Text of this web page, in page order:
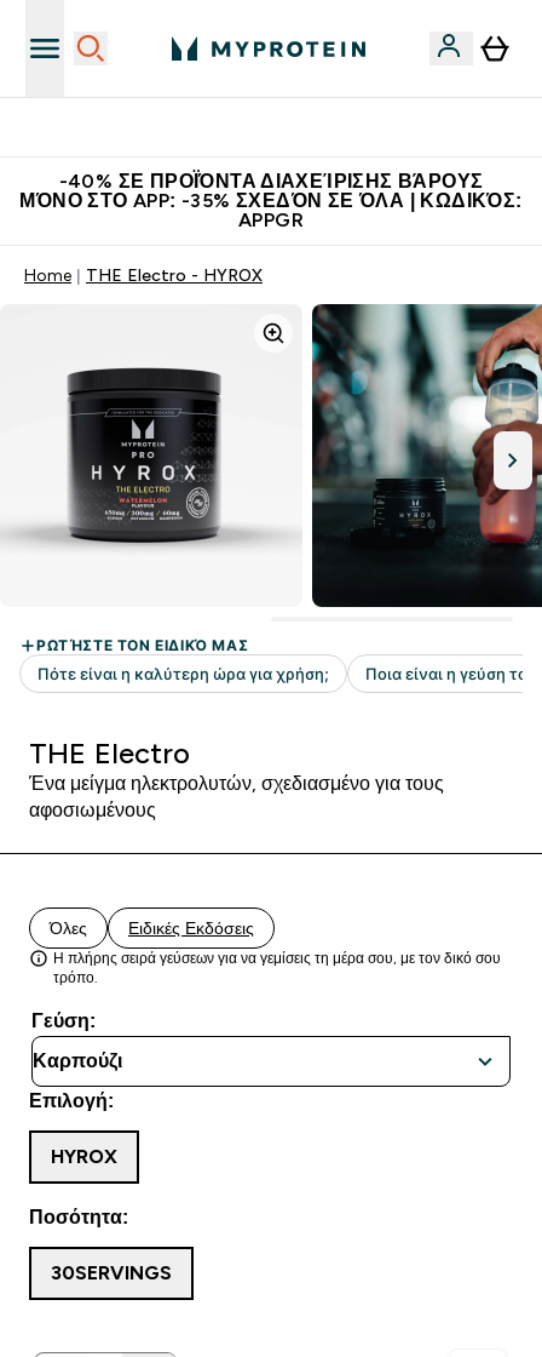
-40% ΣΕ ΠΡΟΪΌΝΤΑ ΔΙΑΧΕΊΡΙΣΗΣ ΒΆΡΟΥΣ
ΜΌΝΟ ΣΤΟ APP: -35% ΣΧΕΔΌΝ ΣΕ ΌΛΑ | ΚΩΔΙΚΌΣ:
APPGR
Home THE Electro - HYROX
THE Electro
Ένα μείγμα ηλεκτρολυτών, σχεδιασμένο για τους
αφοσιωμένους
Όλες Ειδικές Εκδόσεις
Η πλήρης σειρά γεύσεων για να γεμίσεις τη μέρα σου, με τον δικό σου
τρόπο.
Γεύση:
Ποσότητα:
30SERVINGS
Επιλογή:
HYROX